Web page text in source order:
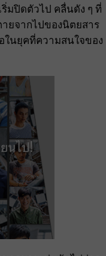
มปิดตัวไป คลื่นดัง ๆ ที่
ยจากไปของนิตยสาร
ในยุคที่ความสนใจของ